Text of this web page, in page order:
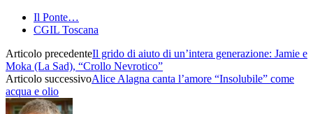
Il Ponte…
CGIL Toscana
Articolo precedenteIl grido di aiuto di un’intera generazione: Jamie e
Moka (La Sad), “Crollo Nevrotico”
Articolo successivoAlice Alagna canta l’amore “Insolubile” come
acqua e olio